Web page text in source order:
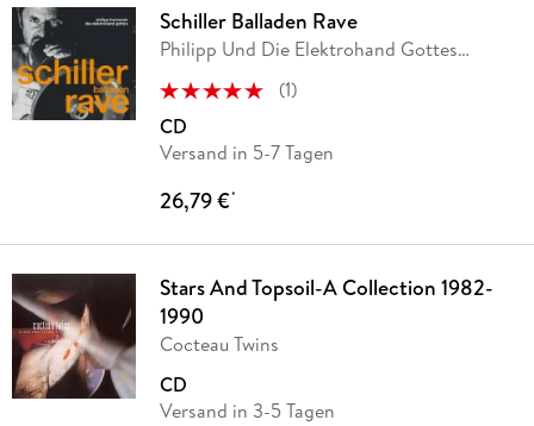
Schiller Balladen Rave
Philipp Und Die Elektrohand Gottes
(1)
CD
Versand in 5-7 Tagen
26,79 €*
Stars And Topsoil-A Collection 1982-
1990
Cocteau Twins
CD
Versand in 3-5 Tagen